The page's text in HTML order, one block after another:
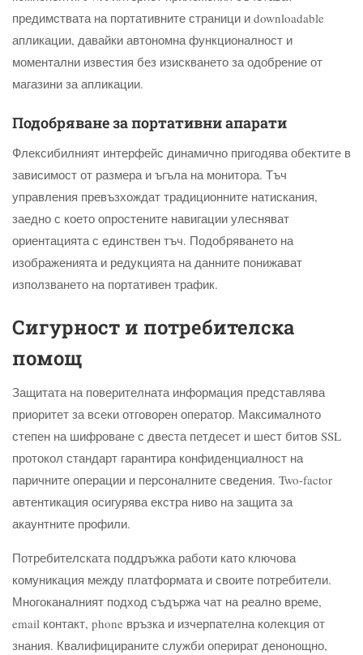
предимствата на портативните страници и downloadable
апликации, давайки автономна функционалност и
моментални известия без изискването за одобрение от
магазини за апликации.
Подобряване за портативни апарати
Флексибилният интерфейс динамично пригодява обектите в
зависимост от размера и ъгъла на монитора. Тъч
управления превъзхождат традиционните натискания,
заедно с което опростените навигации улесняват
ориентацията с единствен тъч. Подобряването на
изображенията и редукцията на данните понижават
използването на портативен трафик.
Сигурност и потребителска
помощ
Защитата на поверителната информация представлява
приоритет за всеки отговорен оператор. Максималното
степен на шифроване с двеста петдесет и шест битов SSL
протокол стандарт гарантира конфиденциалност на
паричните операции и персоналните сведения. Two-factor
автентикация осигурява екстра ниво на защита за
акаунтните профили.
Потребителската поддръжка работи като ключова
комуникация между платформата и своите потребители.
Многоканалният подход съдържа чат на реално време,
email контакт, phone връзка и изчерпателна колекция от
знания. Квалифицираните служби оперират денонощно,